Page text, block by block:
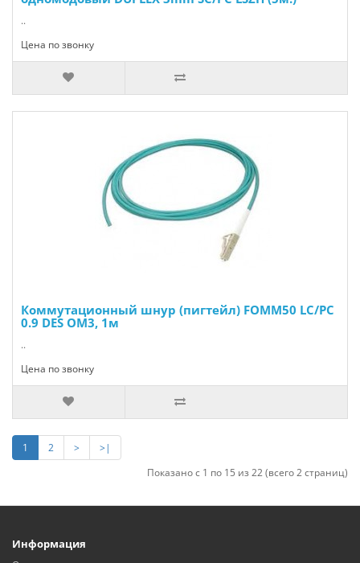
..
Цена по звонку
Коммутационный шнур (пигтейл) FOMM50 LC/РС
0.9 DES OМ3, 1м
..
Цена по звонку
1 2 >
>|
Показано с 1 по 15 из 22 (всего 2 страниц)
Информация